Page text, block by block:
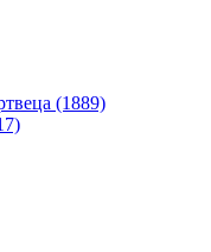
(1889)